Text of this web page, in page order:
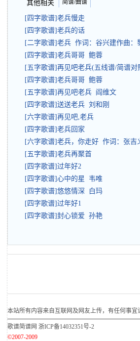
其他相关 简谱/曲谱
[四字歌谱]老兵慢走
[四字歌谱]老兵的话
[二字歌谱]老兵 作词：谷兴建作曲：
[四字歌谱]老兵哥哥 鲍蓉
[五字歌谱]再见吧老兵(五线谱/简谱对
[四字歌谱]老兵哥哥 鲍蓉
[五字歌谱]再见吧老兵 阎维文
[四字歌谱]送送老兵 刘和刚
[六字歌谱]再见吧,老兵
[四字歌谱]老兵回家
[六字歌谱]老兵，你走好 作词：张吉
[五字歌谱]老兵再聚首
[四字歌谱]过年好2
[四字歌谱]心中的星 韦唯
[四字歌谱]悠悠情深 白玛
[四字歌谱]过年好1
[四字歌谱]封心锁爱 孙艳
本站所有内容来自互联网及网友上传，有任何事宜
歌谱简谱网 浙ICP备14032351号-2
©2007-2009